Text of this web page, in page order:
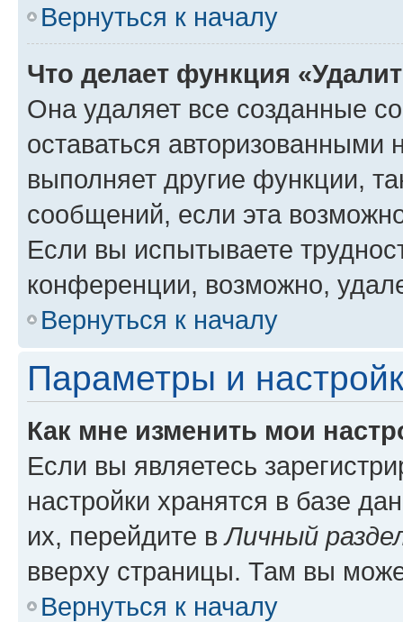
Вернуться к началу
Что делает функция
Она удаляет все созданные
оставаться авторизованными
выполняет другие функции,
сообщений, если эта
Если вы испытываете
конференции, возможно,
Вернуться к началу
Параметры и
Как мне изменить мои
Если вы являетесь
настройки хранятся в базе
их, перейдите вЛичный
вверху страницы. Там вы
Вернуться к началу